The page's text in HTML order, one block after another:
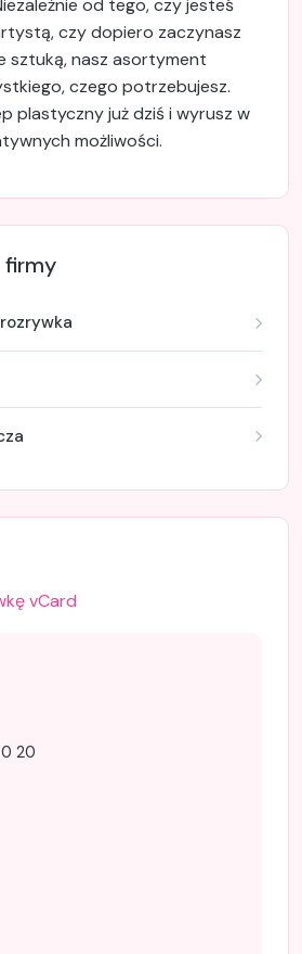
czy dopiero zaczynasz
sztuką, nasz asortyment
czego potrzebujesz.
plastyczny już dziś i wyrusz w
możliwości.
firmy
vCard
20